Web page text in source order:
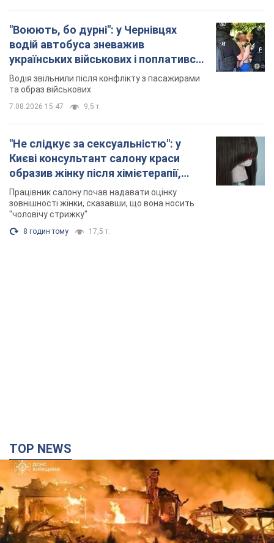
TOP NEWS
2 години тому
"Верніть Федорова": у містах України 23-й день
поспіль тривають масові мітинги з
картонками. Фото і відео
Учасники акцій продовжують серію щоденних протестів